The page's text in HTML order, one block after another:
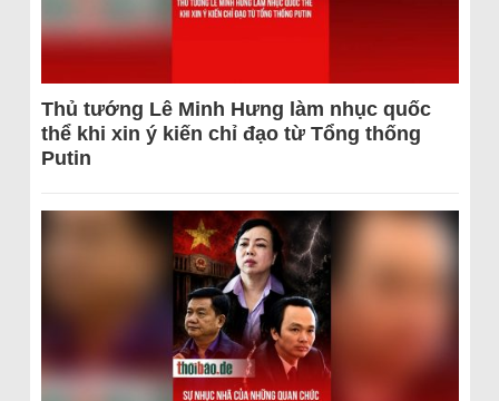
Thủ tướng Lê Minh Hưng làm nhục quốc
thể khi xin ý kiến chỉ đạo từ Tổng thống
Putin